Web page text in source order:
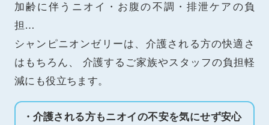
加齢に伴うニオイ・お腹の不調・排泄ケアの負
担…
シャンピニオンゼリーは、介護される方の快適さ
はもちろん、
介護するご家族やスタッフの負担軽
減にも役立ちます。
介護される方もニオイの不安を気にせず安心